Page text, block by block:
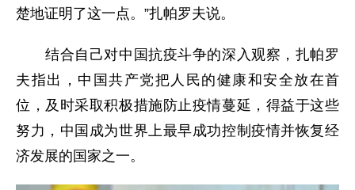
楚地证明了这一点。”扎帕罗夫说。
结合自己对中国抗疫斗争的深入观察，扎帕罗
夫指出，中国共产党把人民的健康和安全放在首
位，及时采取积极措施防止疫情蔓延，得益于这些
努力，中国成为世界上最早成功控制疫情并恢复经
济发展的国家之一。